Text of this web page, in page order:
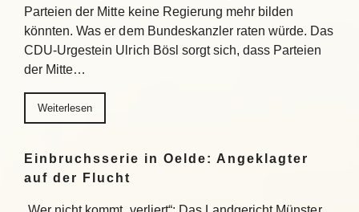
Parteien der Mitte keine Regierung mehr bilden
könnten. Was er dem Bundeskanzler raten würde. Das
CDU-Urgestein Ulrich Bösl sorgt sich, dass Parteien
der Mitte…
Weiterlesen
Einbruchsserie in Oelde: Angeklagter
auf der Flucht